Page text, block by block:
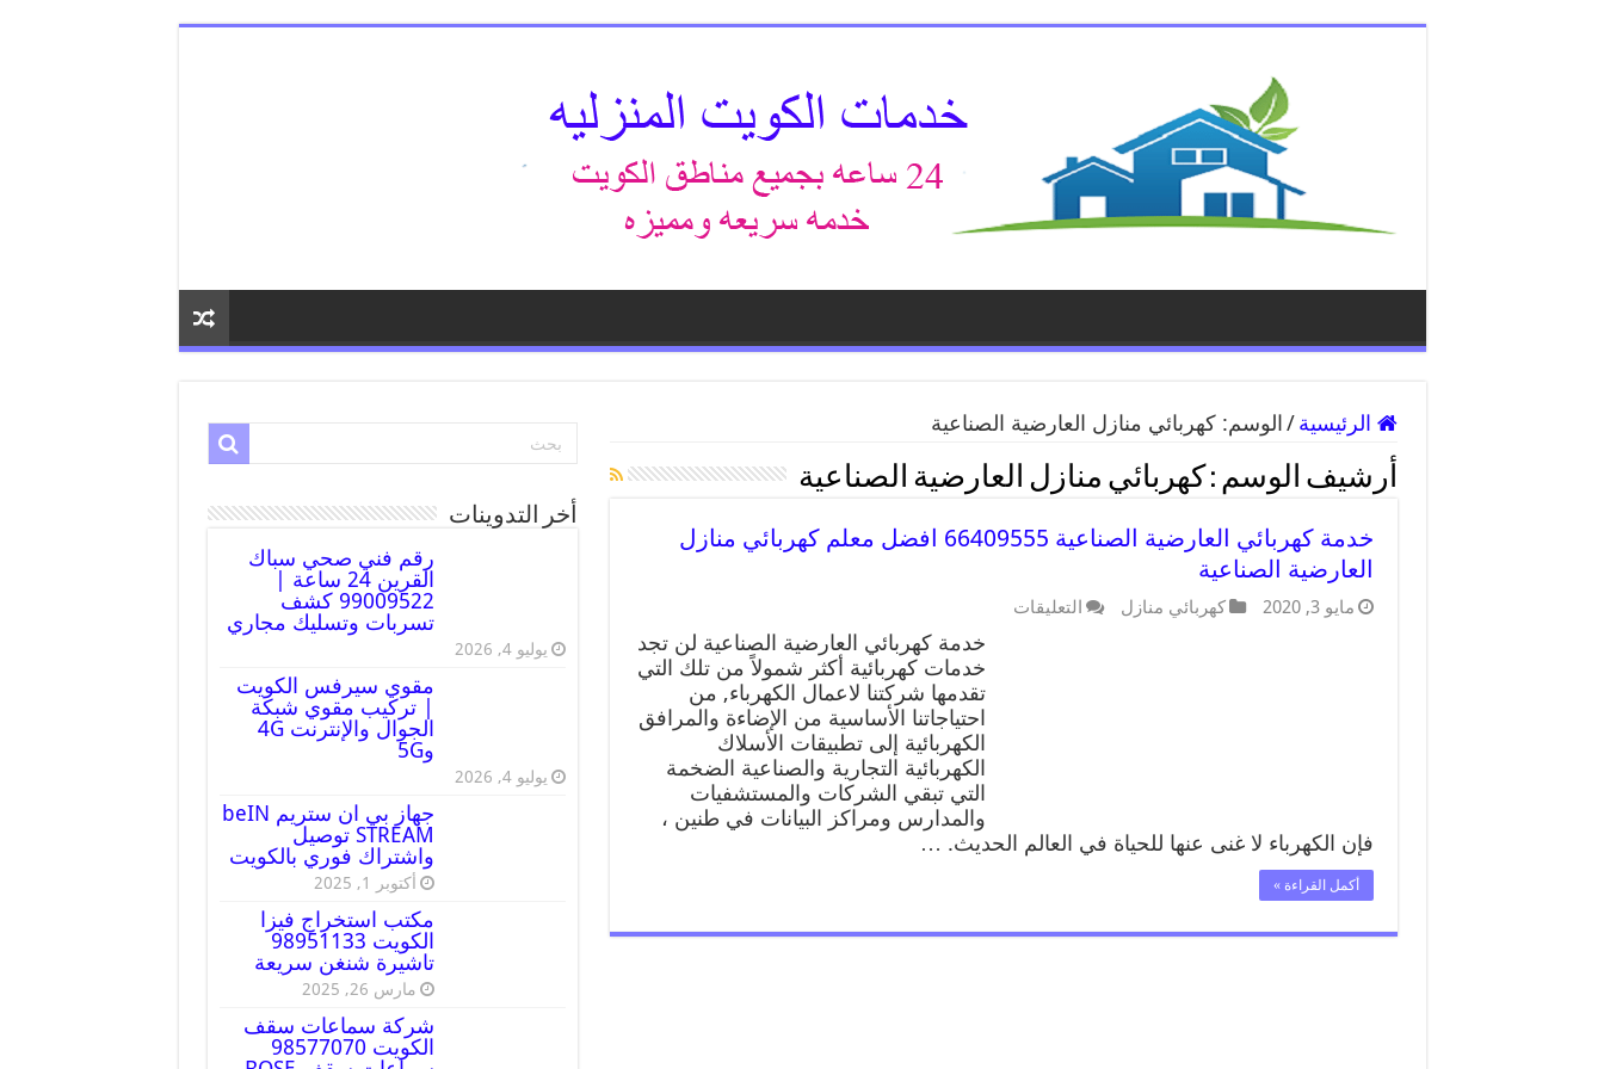
الرئيسية / الوسم:كهربائي منازل العارضية الصناعية
أرشيف الوسم : كهربائي منازل العارضية الصناعية
خدمة كهربائي العارضية الصناعية 66409555 افضل معلم كهربائي منازل
العارضية الصناعية
مايو 3, 2020 كهربائي منازل التعليقات
خدمة كهربائي العارضية الصناعية لن تجد
خدمات كهربائية أكثر شمولاً من تلك التي
تقدمها شركتنا لاعمال الكهرباء, من
احتياجاتنا الأساسية من الإضاءة والمرافق
الكهربائية إلى تطبيقات الأسلاك
الكهربائية التجارية والصناعية الضخمة
التي تبقي الشركات والمستشفيات
والمدارس ومراكز البيانات في طنين ،
فإن الكهرباء لا غنى عنها للحياة في العالم الحديث. …
أكمل القراءة »
أخر التدوينات
رقم فني صحي سباك
القرين 24 ساعة |
99009522 كشف
تسربات وتسليك مجاري
يوليو 4, 2026
مقوي سيرفس الكويت
| تركيب مقوي شبكة
الجوال والإنترنت 4G
و5G
يوليو 4, 2026
جهاز بي ان ستريم beIN
STREAM توصيل
واشتراك فوري بالكويت
أكتوبر 1, 2025
مكتب استخراج فيزا
الكويت 98951133
تاشيرة شنغن سريعة
مارس 26, 2025
شركة سماعات سقف
الكويت 98577070